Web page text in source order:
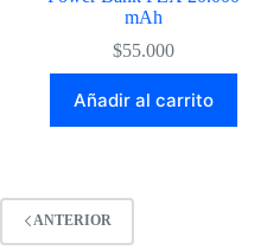
mAh
$55.000
Añadir al carrito
ANTERIOR